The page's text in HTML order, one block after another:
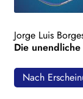
Jorge Luis
Die
Nach